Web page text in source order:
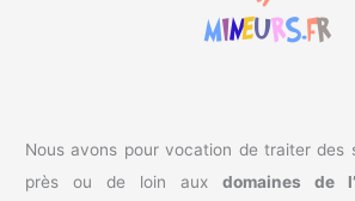
Nous avons pour vocation de traiter des
près ou de loin aux domaines de